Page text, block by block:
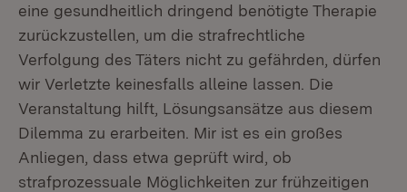
eine gesundheitlich dringend benötigte Therapie
zurückzustellen, um die strafrechtliche
Verfolgung des Täters nicht zu gefährden, dürfen
wir Verletzte keinesfalls alleine lassen. Die
Veranstaltung hilft, Lösungsansätze aus diesem
Dilemma zu erarbeiten. Mir ist es ein großes
Anliegen, dass etwa geprüft wird, ob
strafprozessuale Möglichkeiten zur frühzeitigen